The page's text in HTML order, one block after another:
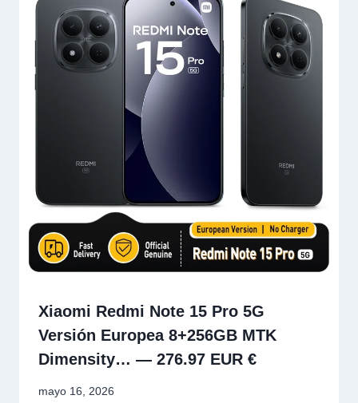
Xiaomi Redmi Note 15 Pro 5G
Versión Europea 8+256GB MTK
Dimensity… — 276.97 EUR €
mayo 16, 2026